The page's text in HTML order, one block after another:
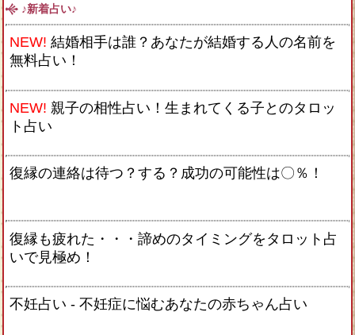
♪新着占い♪
NEW! 結婚相手は誰？あなたが結婚する人の名前を
無料占い！
NEW! 親子の相性占い！生まれてくる子とのタロッ
ト占い
復縁の連絡は待つ？する？成功の可能性は〇％！
復縁も疲れた・・・諦めのタイミングをタロット占
いで見極め！
不妊占い - 不妊症に悩むあなたの赤ちゃん占い